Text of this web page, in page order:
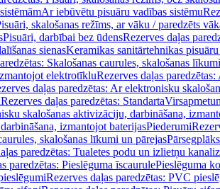
Ar iebūvētu pisuāru vadības sistēmu
skalošanas režīms, ar vāku / paredzēts
Pisuāri, darbībai bez ūdensRezerves daļas
sienasKeramikas sanitārtehnikas
Skalošanas caurules, skalošanas
elektrotīkluRezerves daļas
daļas paredzētas: Ar elektronisku
Rezerves daļas paredzētas: Standarta
skalošanas aktivizāciju, darbināšana,
izmantojot baterijasPiederumi
skalošanas līkumi un pārejas
paredzētas: Tualetes podu un izlietņu
paredzētas: Pieslēguma īscaurulePieslēguma
Rezerves daļas paredzētas: PVC